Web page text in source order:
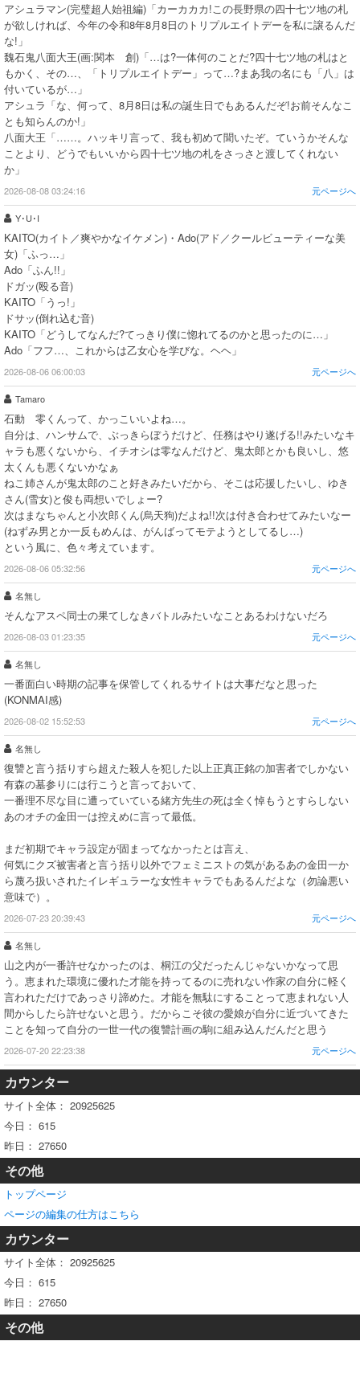
アシュラマン(完璧超人始祖編)「カーカカカ!この長野県の四十七ツ地の札
が欲しければ、今年の令和8年8月8日のトリプルエイトデーを私に譲るんだ
な!」
魏石鬼八面大王(画:関本 創)「…は?一体何のことだ?四十七ツ地の札はと
もかく、その…、「トリプルエイトデー」って…?まあ我の名にも「八」は
付いているが…」
アシュラ「な、何って、8月8日は私の誕生日でもあるんだぞ!お前そんなこ
とも知らんのか!」
八面大王「……。ハッキリ言って、我も初めて聞いたぞ。ていうかそんな
ことより、どうでもいいから四十七ツ地の札をさっさと渡してくれない
か」
2026-08-08 03:24:16 元ページへ
Y･U･I
KAITO(カイト／爽やかなイケメン)・Ado(アド／クールビューティーな美
女)「ふっ…」
Ado「ふん!!」
ドガッ(殴る音)
KAITO「うっ!」
ドサッ(倒れ込む音)
KAITO「どうしてなんだ?てっきり僕に惚れてるのかと思ったのに…」
Ado「フフ…、これからは乙女心を学びな。ヘヘ」
2026-08-06 06:00:03 元ページへ
Tamaro
石動 零くんって、かっこいいよね…。
自分は、ハンサムで、ぶっきらぼうだけど、任務はやり遂げる!!みたいなキ
ャラも悪くないから、イチオシは零なんだけど、鬼太郎とかも良いし、悠
太くんも悪くないかなぁ
ねこ姉さんが鬼太郎のこと好きみたいだから、そこは応援したいし、ゆき
さん(雪女)と俊も両想いでしょー?
次はまなちゃんと小次郎くん(烏天狗)だよね!!次は付き合わせてみたいなー
(ねずみ男とか一反もめんは、がんばってモテようとしてるし…)
という風に、色々考えています。
2026-08-06 05:32:56 元ページへ
名無し
そんなアスペ同士の果てしなきバトルみたいなことあるわけないだろ
2026-08-03 01:23:35 元ページへ
名無し
一番面白い時期の記事を保管してくれるサイトは大事だなと思った
(KONMAI感)
2026-08-02 15:52:53 元ページへ
名無し
復讐と言う括りすら超えた殺人を犯した以上正真正銘の加害者でしかない
有森の墓参りには行こうと言っておいて、
一番理不尽な目に遭っていている緒方先生の死は全く悼もうとすらしない
あのオチの金田一は控えめに言って最低。
まだ初期でキャラ設定が固まってなかったとは言え、
何気にクズ被害者と言う括り以外でフェミニストの気があるあの金田一か
ら蔑ろ扱いされたイレギュラーな女性キャラでもあるんだよな（勿論悪い
意味で）。
2026-07-23 20:39:43 元ページへ
名無し
山之内が一番許せなかったのは、桐江の父だったんじゃないかなって思
う。恵まれた環境に優れた才能を持ってるのに売れない作家の自分に軽く
言われただけであっさり諦めた。才能を無駄にすることって恵まれない人
間からしたら許せないと思う。だからこそ彼の愛娘が自分に近づいてきた
ことを知って自分の一世一代の復讐計画の駒に組み込んだんだと思う
2026-07-20 22:23:38 元ページへ
カウンター
サイト全体： 20925625
今日： 615
昨日： 27650
その他
トップページ
ページの編集の仕方はこちら
カウンター
サイト全体： 20925625
今日： 615
昨日： 27650
その他